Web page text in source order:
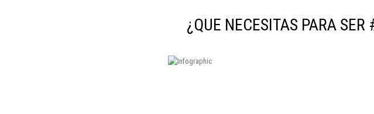
¿QUE NECESITAS PARA